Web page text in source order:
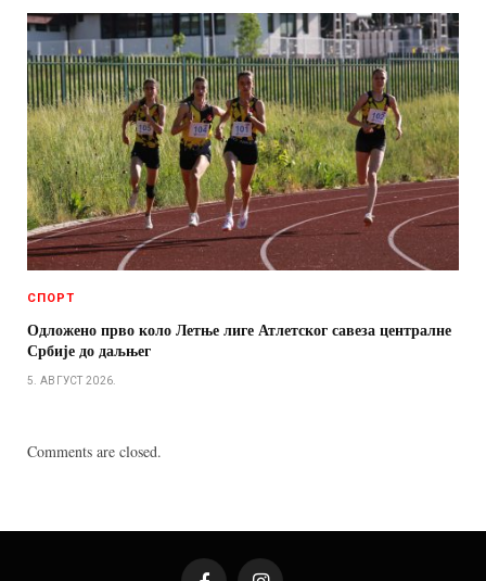
СПОРТ
Одложено прво коло Летње лиге Атлетског савеза централне
Србије до даљњег
5. АВГУСТ 2026.
Comments are closed.